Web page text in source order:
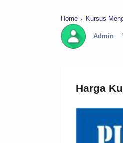
Home Kursus
Admin
Harga